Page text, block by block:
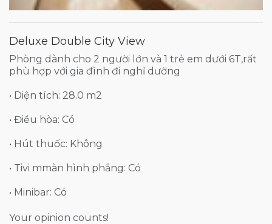
Deluxe Double City View
Phòng dành cho 2 người lớn và 1 trẻ em dưới 6T,rất
phù hợp với gia đình đi nghỉ dưỡng
• Diện tích: 28.0 m2
• Điều hòa: Có
• Hút thuốc: Không
• Tivi mmàn hình phẳng: Có
• Minibar: Có
Your opinion counts!